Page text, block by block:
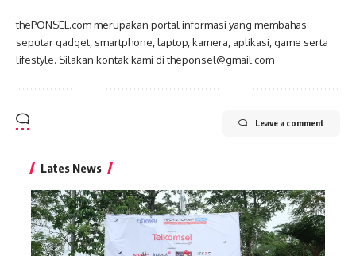
thePONSEL.com merupakan portal informasi yang membahas
seputar gadget, smartphone, laptop, kamera, aplikasi, game serta
lifestyle. Silakan kontak kami di theponsel@gmail.com
Leave a comment
Lates News